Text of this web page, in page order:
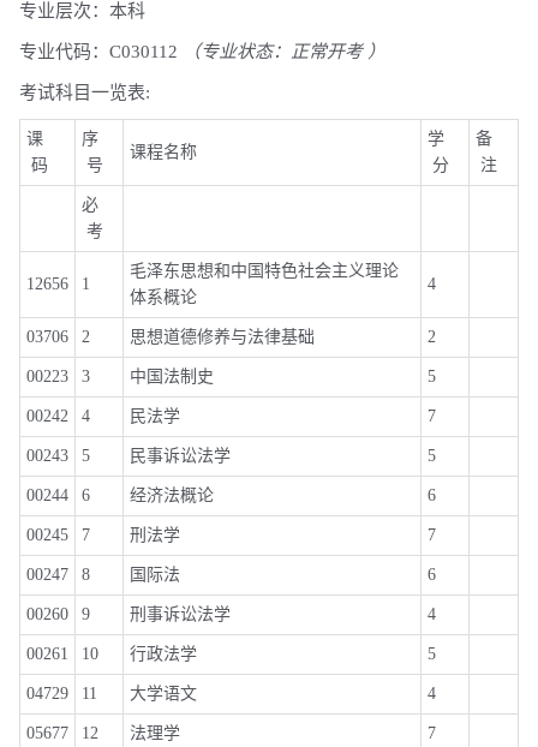
专业层次：本科
专业代码：C030112 （专业状态：正常开考 ）
考试科目一览表:
课
码
序
号
课程名称
学
分
备
注
必
考
12656 1
毛泽东思想和中国特色社会主义理论
体系概论
4
03706 2 思想道德修养与法律基础 2
00223 3 中国法制史 5
00242 4 民法学 7
00243 5 民事诉讼法学 5
00244 6 经济法概论 6
00245 7 刑法学 7
00247 8 国际法 6
00260 9 刑事诉讼法学 4
00261 10 行政法学 5
04729 11 大学语文 4
05677 12 法理学 7